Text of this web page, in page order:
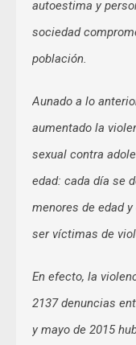
autoestima y
sociedad
población.
Aunado a lo
aumentado la
sexual contra
edad: cada día se
menores de edad
ser víctimas de
En efecto, la
2137 denuncias
y mayo de 2015